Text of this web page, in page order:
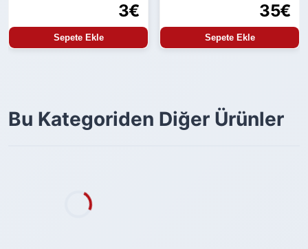
3€
Sepete Ekle
35€
Sepete Ekle
Bu Kategoriden Diğer Ürünler